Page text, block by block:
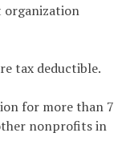
organization
tax deductible.
for more than 7
nonprofits in